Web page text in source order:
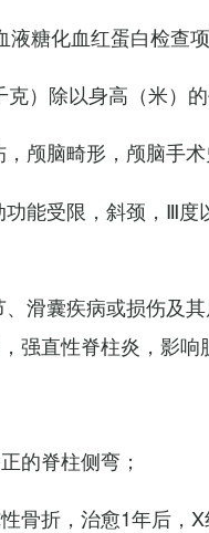
液糖化血红蛋白检查
克）除以身高（米）的
颅脑畸形，颅脑手
功能受限，斜颈，Ⅲ度
滑囊疾病或损伤及
强直性脊柱炎，影响
的脊柱侧弯；
性骨折，治愈1年后